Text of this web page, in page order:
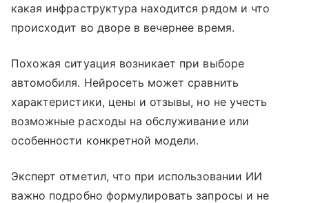
какая инфраструктура находится рядом и что
происходит во дворе в вечернее время.
Похожая ситуация возникает при выборе
автомобиля. Нейросеть может сравнить
характеристики, цены и отзывы, но не учесть
возможные расходы на обслуживание или
особенности конкретной модели.
Эксперт отметил, что при использовании ИИ
важно подробно формулировать запросы и не